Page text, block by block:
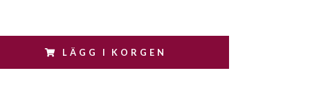
LÄGG I KORGEN